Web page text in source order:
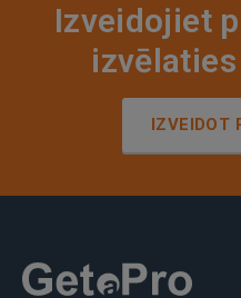
Izveidojiet
IZVEIDOT